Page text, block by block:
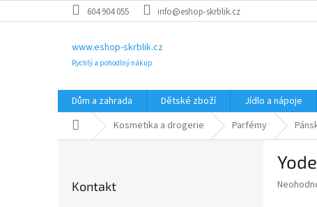
na
604 904 055 info@eshop-skrblik.cz
www.eshop-skrblik.cz
Rychlý a pohodlný nákup
Dům a zahrada Dětské zboží Jídlo a nápoje
Domů Kosmetika a drogerie Parfémy
Kontakt
Průměrné